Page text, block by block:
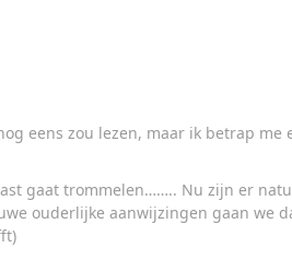
eens zou lezen, maar ik betrap
gaat trommelen…….. Nu zijn er
ouderlijke aanwijzingen gaan we